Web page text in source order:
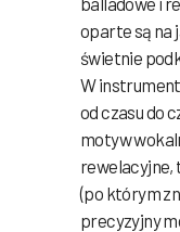
oparte są na
świetnie
W
od czasu do
motyw
rewelacyjne,
(po którym
precyzyjny